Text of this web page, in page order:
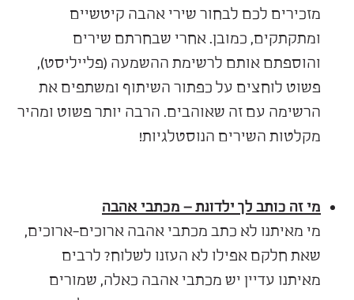
מזכירים לכם לבחור שירי אהבה קיטשיים
ומתקתקים, כמובן. אחרי שבחרתם שירים
והוספתם אותם לרשימת ההשמעה (פלייליסט),
פשוט לוחצים על כפתור השיתוף ומשתפים את
הרשימה עם זה שאוהבים. הרבה יותר פשוט ומהיר
מקלטות השירים הנוסטלגיות!
מי זה כותב לך ילדונת – מכתבי אהבה
מי מאיתנו לא כתב מכתבי אהבה ארוכים-ארוכים,
שאת חלקם אפילו לא העזנו לשלוח? לרבים
מאיתנו עדיין יש מכתבי אהבה כאלה, שמורים